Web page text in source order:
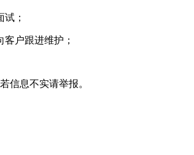
；
户跟进维护；
信息不实请举报。